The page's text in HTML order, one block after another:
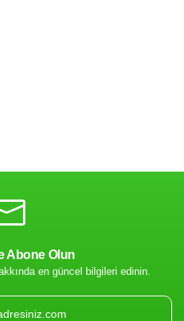
Abone Olun
en güncel bilgileri edinin.